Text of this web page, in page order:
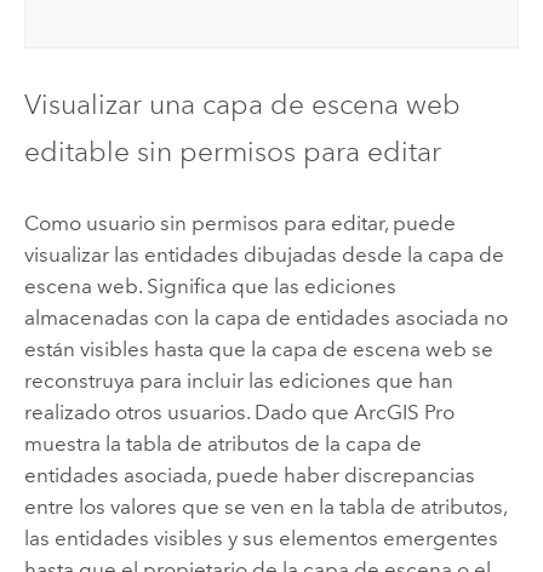
Visualizar una capa de escena web
editable sin permisos para editar
Como usuario sin permisos para editar, puede
visualizar las entidades dibujadas desde la capa de
escena web. Significa que las ediciones
almacenadas con la capa de entidades asociada no
están visibles hasta que la capa de escena web se
reconstruya para incluir las ediciones que han
realizado otros usuarios. Dado que ArcGIS Pro
muestra la tabla de atributos de la capa de
entidades asociada, puede haber discrepancias
entre los valores que se ven en la tabla de atributos,
las entidades visibles y sus elementos emergentes